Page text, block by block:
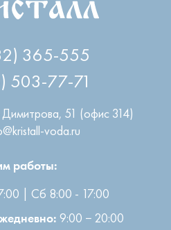
365-555
503-77-71
Димитрова, 51 (офис 314)
voda.ru
работы:
| Сб 8:00 - 17:00
9:00 − 20:00